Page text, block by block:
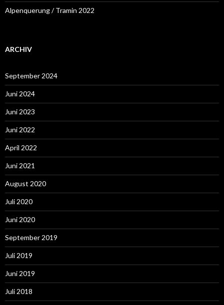
Alpenquerung / Tramin 2022
ARCHIV
September 2024
Juni 2024
Juni 2023
Juni 2022
April 2022
Juni 2021
August 2020
Juli 2020
Juni 2020
September 2019
Juli 2019
Juni 2019
Juli 2018